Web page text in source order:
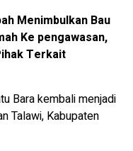
Menimbulkan Bau
Ke pengawasan,
Terkait
Bara kembali menjadi
Talawi, Kabupaten